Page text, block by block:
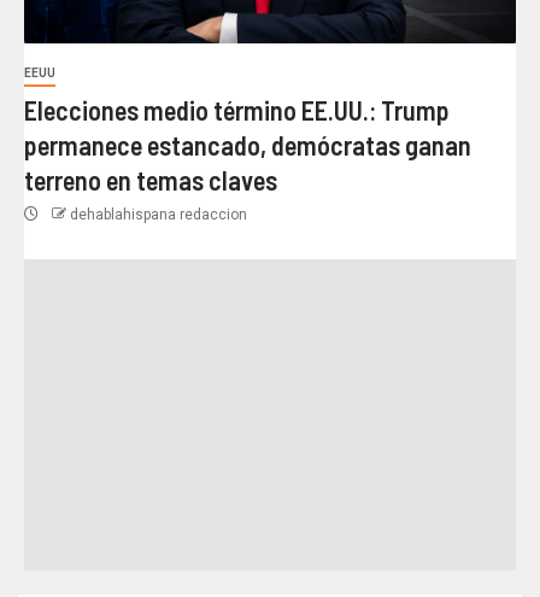
EEUU
Elecciones medio término EE.UU.: Trump
permanece estancado, demócratas ganan
terreno en temas claves
dehablahispana redaccion